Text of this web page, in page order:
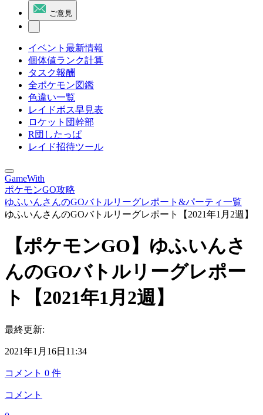
ご意見
イベント最新情報
個体値ランク計算
タスク報酬
全ポケモン図鑑
色違い一覧
レイドボス早見表
ロケット団幹部
R団したっぱ
レイド招待ツール
GameWith
ポケモンGO攻略
ゆふいんさんのGOバトルリーグレポート&パーティ一覧
ゆふいんさんのGOバトルリーグレポート【2021年1月2週】
【ポケモンGO】ゆふいんさ
んのGOバトルリーグレポー
ト【2021年1月2週】
最終更新:
2021年1月16日11:34
コメント 0 件
コメント